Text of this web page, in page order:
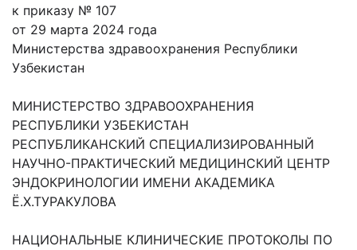
к приказу № 107
от 29 марта 2024 года
Министерства здравоохранения Республики
Узбекистан
МИНИСТЕРСТВО ЗДРАВООХРАНЕНИЯ
РЕСПУБЛИКИ УЗБЕКИСТАН
РЕСПУБЛИКАНСКИЙ СПЕЦИАЛИЗИРОВАННЫЙ
НАУЧНО-ПРАКТИЧЕСКИЙ МЕДИЦИНСКИЙ ЦЕНТР
ЭНДОКРИНОЛОГИИ ИМЕНИ АКАДЕМИКА
Ё.Х.ТУРАКУЛОВА
НАЦИОНАЛЬНЫЕ КЛИНИЧЕСКИЕ ПРОТОКОЛЫ ПО